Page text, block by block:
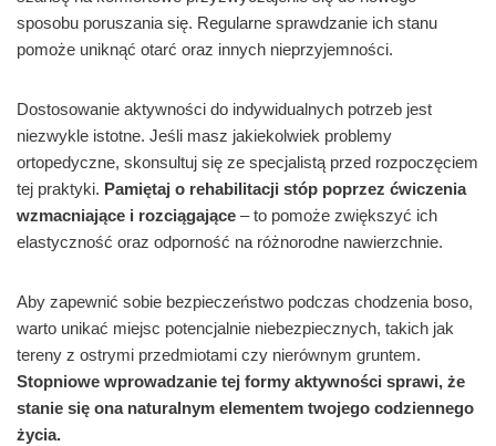
sposobu poruszania się. Regularne sprawdzanie ich stanu
pomoże uniknąć otarć oraz innych nieprzyjemności.
Dostosowanie aktywności do indywidualnych potrzeb jest
niezwykle istotne. Jeśli masz jakiekolwiek problemy
ortopedyczne, skonsultuj się ze specjalistą przed rozpoczęciem
tej praktyki. Pamiętaj o rehabilitacji stóp poprzez ćwiczenia
wzmacniające i rozciągające – to pomoże zwiększyć ich
elastyczność oraz odporność na różnorodne nawierzchnie.
Aby zapewnić sobie bezpieczeństwo podczas chodzenia boso,
warto unikać miejsc potencjalnie niebezpiecznych, takich jak
tereny z ostrymi przedmiotami czy nierównym gruntem.
Stopniowe wprowadzanie tej formy aktywności sprawi, że
stanie się ona naturalnym elementem twojego codziennego
życia.